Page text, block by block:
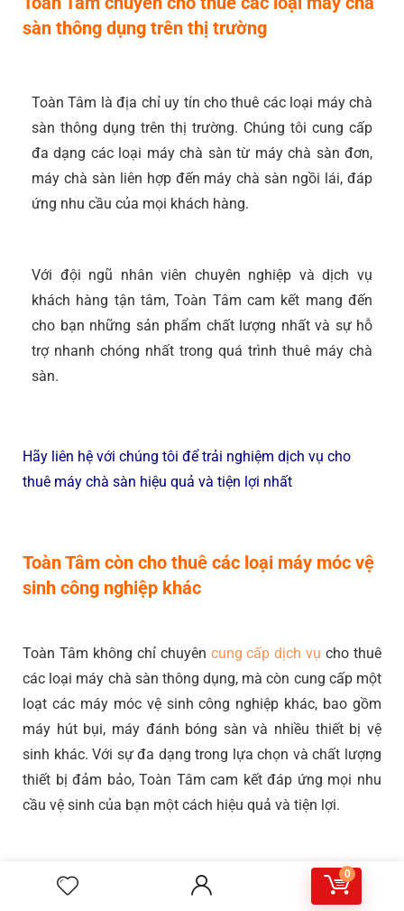
0
sàn thông dụng trên thị trường
Toàn Tâm là địa chỉ uy tín cho thuê các loại máy chà
sàn thông dụng trên thị trường. Chúng tôi cung cấp
đa dạng các loại máy chà sàn từ máy chà sàn đơn,
máy chà sàn liên hợp đến máy chà sàn ngồi lái, đáp
ứng nhu cầu của mọi khách hàng.
Với đội ngũ nhân viên chuyên nghiệp và dịch vụ
khách hàng tận tâm, Toàn Tâm cam kết mang đến
cho bạn những sản phẩm chất lượng nhất và sự hỗ
trợ nhanh chóng nhất trong quá trình thuê máy chà
sàn.
Hãy liên hệ với chúng tôi để trải nghiệm dịch vụ cho
thuê máy chà sàn hiệu quả và tiện lợi nhất
Toàn Tâm còn cho thuê các loại máy móc vệ
sinh công nghiệp khác
Toàn Tâm không chỉ chuyên cung cấp dịch vụ cho thuê
các loại máy chà sàn thông dụng, mà còn cung cấp một
loạt các máy móc vệ sinh công nghiệp khác, bao gồm
máy hút bụi, máy đánh bóng sàn và nhiều thiết bị vệ
sinh khác. Với sự đa dạng trong lựa chọn và chất lượng
thiết bị đảm bảo, Toàn Tâm cam kết đáp ứng mọi nhu
cầu vệ sinh của bạn một cách hiệu quả và tiện lợi.